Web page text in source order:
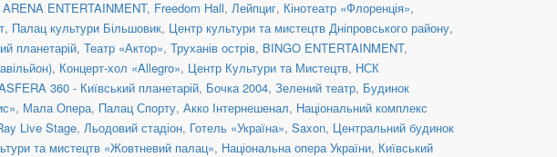
ARENA ENTERTAINMENT, Freedom Hall, Лейпциг, Кінотеатр «Флоренція»,
, Палац культури Більшовик, Центр культури та мистецтв Дніпровського району,
планетарій, Театр «Актор», Труханів острів, BINGO ENTERTAINMENT,
, Концерт-хол «Allegro», Центр Культури та Мистецтв, НСК
360 - Київський планетарій, Бочка 2004, Зелений театр, Будинок
, Мала Опера, Палац Спорту, Акко Інтернешенал, Національний комплекс
Live Stage, Льодовий стадіон, Готель «Україна», Saxon, Центральний будинок
та мистецтв «Жовтневий палац», Національна опера України, Київський